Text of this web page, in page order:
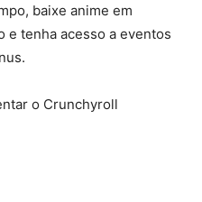
baixe anime em
e tenha acesso a eventos
o Crunchyroll